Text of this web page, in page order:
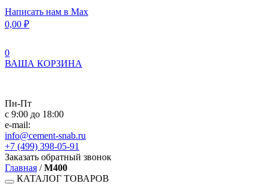
Написать нам в Max
0,00 ₽
0
ВАША КОРЗИНА
Пн-Пт
с 9:00 до 18:00
e-mail:
info@cement-snab.ru
+7 (499) 398-05-91
Заказать обратный звонок
Главная /М400
КАТАЛОГ ТОВАРОВ